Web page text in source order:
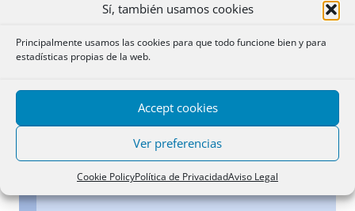
Sí, también usamos cookies
Principalmente usamos las cookies para que todo funcione bien y para
estadísticas propias de la web.
Accept cookies
Ver preferencias
Cookie PolicyPolítica de PrivacidadAviso Legal
imperativamente exigidos por la legislación hipotecaria,
científica que, en la llamada jurisdicción voluntaria, no
hay –propiamente-ejercicio de la potestad jurisdiccional
en los términos que establece el artículo 117.3 de la
Constitución, razón por la cual, en los actos de
jurisdicción voluntaria no cabe hablar de un verdadero
proceso.